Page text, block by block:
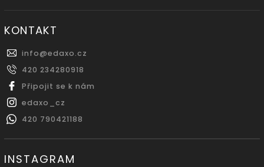
KONTAKT
info@edaxo.cz
420 234280918
Připojit se k nám
edaxo_cz
420 790421188
INSTAGRAM